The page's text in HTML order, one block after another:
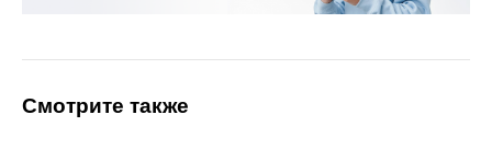
Смотрите также